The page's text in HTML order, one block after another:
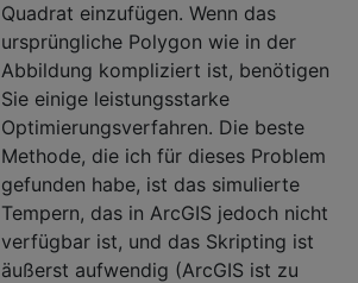
Quadrat einzufügen. Wenn das
ursprüngliche Polygon wie in der
Abbildung kompliziert ist, benötigen
Sie einige leistungsstarke
Optimierungsverfahren. Die beste
Methode, die ich für dieses Problem
gefunden habe, ist das simulierte
Tempern, das in ArcGIS jedoch nicht
verfügbar ist, und das Skripting ist
äußerst aufwendig (ArcGIS ist zu